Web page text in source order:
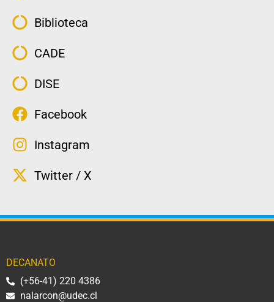
Biblioteca
CADE
DISE
Facebook
Instagram
Twitter / X
DECANATO
(+56-41) 220 4386
nalarcon@udec.cl